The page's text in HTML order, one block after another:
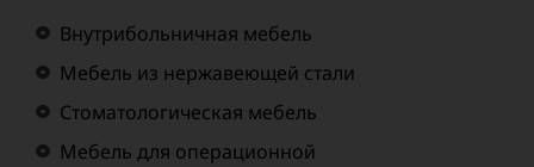
Внутрибольничная мебель
Мебель из нержавеющей стали
Стоматологическая мебель
Мебель для операционной